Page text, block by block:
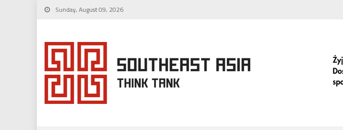
Skip
Sunday, August 09, 2026